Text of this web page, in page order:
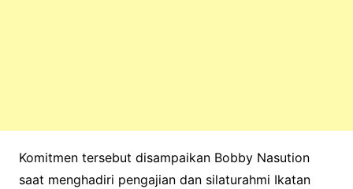
Komitmen tersebut disampaikan Bobby Nasution
saat menghadiri pengajian dan silaturahmi Ikatan